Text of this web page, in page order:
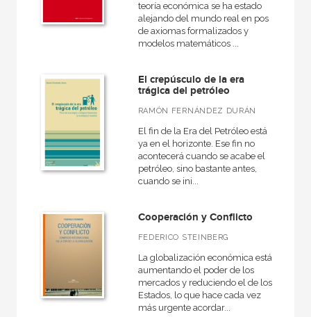
teoría económica se ha estado
alejando del mundo real en pos
de axiomas formalizados y
modelos matemáticos ...
El crepúsculo de la era
trágica del petróleo
RAMÓN FERNÁNDEZ DURÁN
El fin de la Era del Petróleo está
ya en el horizonte. Ese fin no
acontecerá cuando se acabe el
petróleo, sino bastante antes,
cuando se ini...
Cooperación y Conflicto
FEDERICO STEINBERG
La globalización económica está
aumentando el poder de los
mercados y reduciendo el de los
Estados, lo que hace cada vez
más urgente acordar...